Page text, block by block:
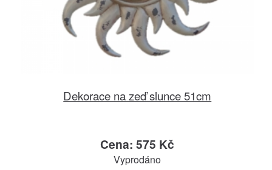
Dekorace na zeď slunce 51cm
Cena: 575 Kč
Vyprodáno